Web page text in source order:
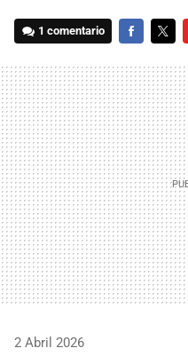
1 comentario
2 Abril 2026